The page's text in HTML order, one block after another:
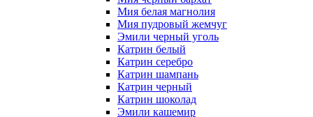
Мия белая магнолия
Мия пудровый жемчуг
Эмили черный уголь
Катрин белый
Катрин серебро
Катрин шампань
Катрин черный
Катрин шоколад
Эмили кашемир